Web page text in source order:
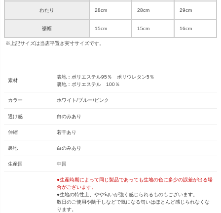
わたり 28cm 28cm 29cm
裾幅 15cm 15cm 16cm
※上記サイズは当店平置き実寸サイズです。
素材
表地：ポリエステル95％ ポリウレタン5％
裏地：ポリエステル 100％
カラー ホワイト/ブルー/ピンク
透け感 白のみあり
伸縮 若干あり
裏地 白のみあり
生産国 中国
●生産時期によって同じ製品であっても生地の色に多少の誤差が出る場
合がございます。
●生地の特性上、やや匂いが強く感じられるものもございます。
数日のご使用や陰干しなどで気になる匂いはほとんど感じられなくな
ります。